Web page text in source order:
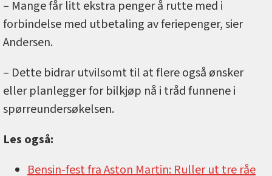
– Mange får litt ekstra penger å rutte med i
forbindelse med utbetaling av feriepenger, sier
Andersen.
– Dette bidrar utvilsomt til at flere også ønsker
eller planlegger for bilkjøp nå i tråd funnene i
spørreundersøkelsen.
Les også:
Bensin-fest fra Aston Martin: Ruller ut tre råe